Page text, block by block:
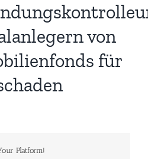
von
für
Platform!